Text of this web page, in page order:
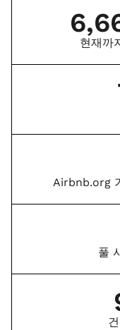
현재까
Airbnb.org
풀